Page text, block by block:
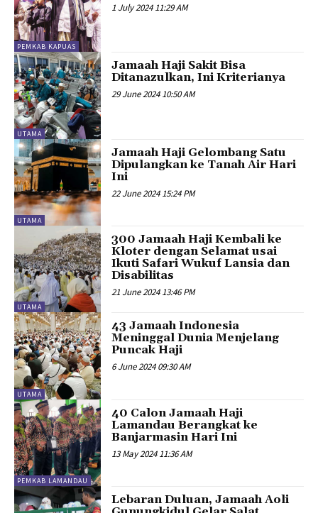
PEMKAB KAPUAS
1 July 2024 11:29 AM
UTAMA
Jamaah Haji Sakit Bisa
Ditanazulkan, Ini Kriterianya
29 June 2024 10:50 AM
UTAMA
Jamaah Haji Gelombang Satu
Dipulangkan ke Tanah Air Hari
Ini
22 June 2024 15:24 PM
UTAMA
300 Jamaah Haji Kembali ke
Kloter dengan Selamat usai
Ikuti Safari Wukuf Lansia dan
Disabilitas
21 June 2024 13:46 PM
UTAMA
43 Jamaah Indonesia
Meninggal Dunia Menjelang
Puncak Haji
6 June 2024 09:30 AM
PEMKAB LAMANDAU
40 Calon Jamaah Haji
Lamandau Berangkat ke
Banjarmasin Hari Ini
13 May 2024 11:36 AM
Lebaran Duluan, Jamaah Aoli